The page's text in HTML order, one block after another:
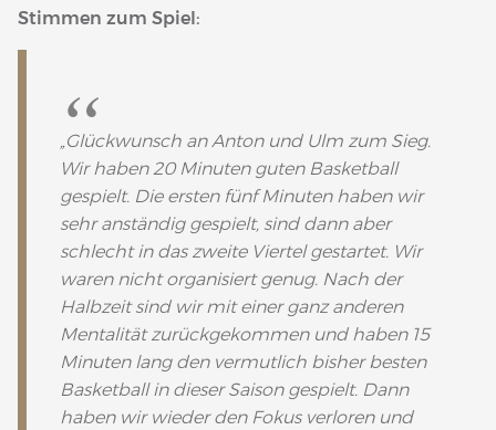
Stimmen zum Spiel:
„Glückwunsch an Anton und Ulm zum Sieg.
Wir haben 20 Minuten guten Basketball
gespielt. Die ersten fünf Minuten haben wir
sehr anständig gespielt, sind dann aber
schlecht in das zweite Viertel gestartet. Wir
waren nicht organisiert genug. Nach der
Halbzeit sind wir mit einer ganz anderen
Mentalität zurückgekommen und haben 15
Minuten lang den vermutlich bisher besten
Basketball in dieser Saison gespielt. Dann
haben wir wieder den Fokus verloren und